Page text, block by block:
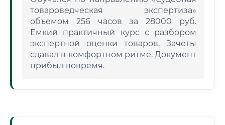
товароведческая экспертиза»
объемом 256 часов за 28000 руб.
Емкий практичный курс с разбором
экспертной оценки товаров. Зачеты
сдавал в комфортном ритме. Документ
прибыл вовремя.